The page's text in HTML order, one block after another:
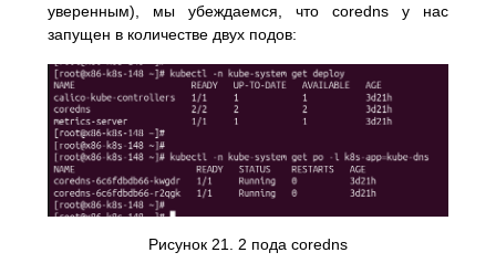
уверенным), мы убеждаемся, что coredns у нас
запущен в количестве двух подов:
Рисунок 21. 2 пода coredns